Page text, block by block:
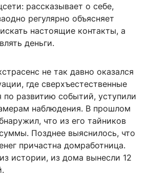
рассказывает о себе,
регулярно объясняет
настоящие контакты, а
деньги.
не так давно оказался
где сверхъестественные
по развитию событий, уступили
наблюдения. В прошлом
что из его тайников
Позднее выяснилось, что
причастна домработница.
истории, из дома вынесли 12